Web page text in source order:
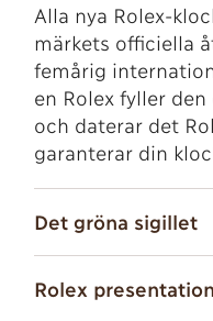
Alla nya Rolex-
märkets officiella
femårig
en Rolex fyller
och daterar det
garanterar din
Det gröna sigillet
Rolex